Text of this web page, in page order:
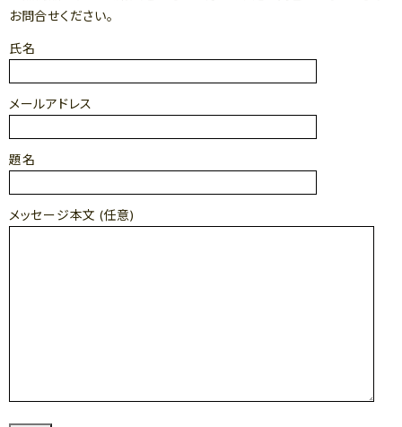
お問合せください。
氏名
メールアドレス
題名
メッセージ本文 (任意)